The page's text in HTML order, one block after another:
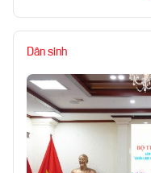
Dân sinh